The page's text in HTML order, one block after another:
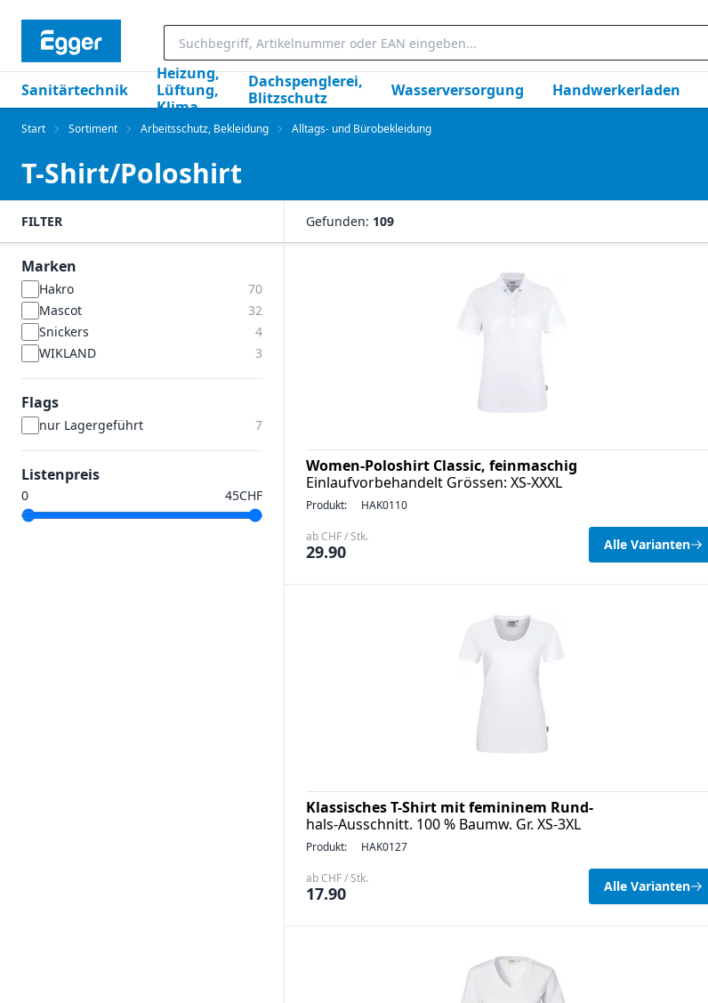
Sanitärtechnik
Heizung,
Lüftung,
Klima
Dachspenglerei,
Blitzschutz
Wasserversorgung Handwerkerladen
Start Sortiment Arbeitsschutz, Bekleidung Alltags- und Bürobekleidung
T-Shirt/Poloshirt
FILTER
Marken
Hakro
70
Mascot
32
Snickers
4
WIKLAND
3
Flags
nur Lagergeführt 7
Listenpreis
CHF
Gefunden: 109
Women-Poloshirt Classic, feinmaschig
Einlaufvorbehandelt Grössen: XS-XXXL
Produkt: HAK0110
ab CHF / Stk.
29.90 Alle Varianten
Klassisches T-Shirt mit femininem Rund-
hals-Ausschnitt. 100 % Baumw. Gr. XS-3XL
Produkt: HAK0127
ab CHF / Stk.
17.90 Alle Varianten